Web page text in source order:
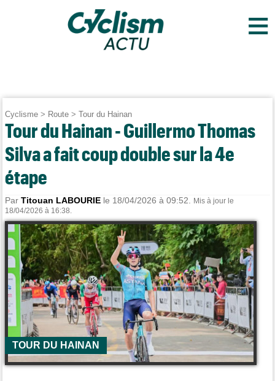
≡
Cyclisme > Route >Tour du Hainan
Tour du Hainan - Guillermo Thomas
Silva a fait coup double sur la 4e
étape
ParTitouan LABOURIE le 18/04/2026 à 09:52.
Mis à jour le
18/04/2026 à 16:38.
TOUR DU HAINAN